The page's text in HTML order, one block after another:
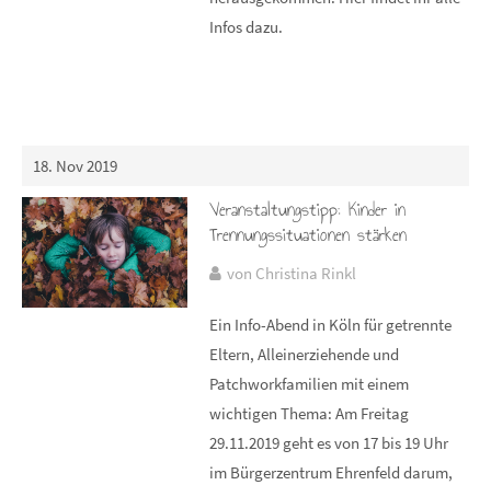
Infos dazu.
18. Nov 2019
Veranstaltungstipp: Kinder in
Trennungssituationen stärken
von Christina Rinkl
Ein Info-Abend in Köln für getrennte
Eltern, Alleinerziehende und
Patchworkfamilien mit einem
wichtigen Thema: Am Freitag
29.11.2019 geht es von 17 bis 19 Uhr
im Bürgerzentrum Ehrenfeld darum,